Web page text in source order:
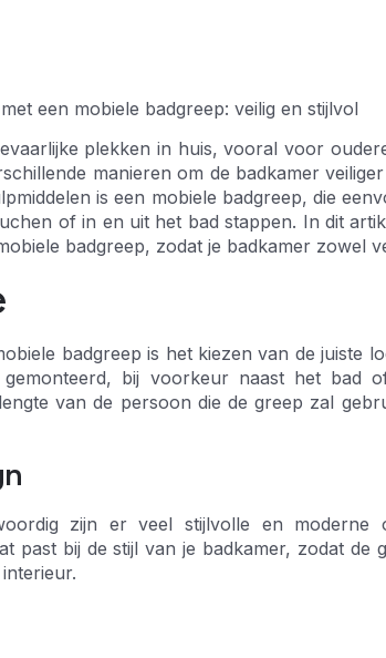
een mobiele badgreep: veilig en stijlvol
plekken in huis, vooral voor
manieren om de badkamer
is een mobiele badgreep, die
of in en uit het bad stappen. In dit
badgreep, zodat je badkamer zowel
badgreep is het kiezen van de juiste
bij voorkeur naast het bad
van de persoon die de greep zal
zijn er veel stijlvolle en moderne
past bij de stijl van je badkamer, zodat de